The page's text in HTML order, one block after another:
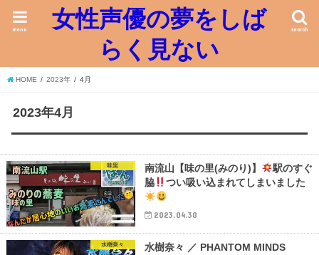
女性声優の夢をしば
らく見ない
search
menu
HOME 2023年 4月
2023年4月
味里 南流山【味の里(みのり)】
駅のすぐ
脇
つい吸い込まれてしまいました
2023.04.30
水樹奈々
水樹奈々 ／ PHANTOM MINDS